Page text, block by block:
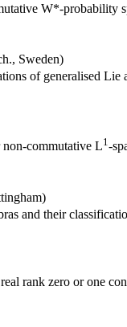
W*-probability
Sweden)
of generalised Lie
commutative L1-
and their
rank zero or one